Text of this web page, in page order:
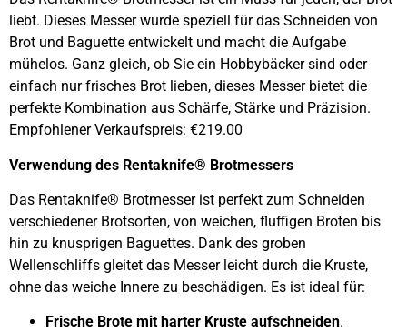
liebt. Dieses Messer wurde speziell für das Schneiden von
Brot und Baguette entwickelt und macht die Aufgabe
mühelos. Ganz gleich, ob Sie ein Hobbybäcker sind oder
einfach nur frisches Brot lieben, dieses Messer bietet die
perfekte Kombination aus Schärfe, Stärke und Präzision.
Empfohlener Verkaufspreis: €219.00
Verwendung des Rentaknife® Brotmessers
Das Rentaknife® Brotmesser ist perfekt zum Schneiden
verschiedener Brotsorten, von weichen, fluffigen Broten bis
hin zu knusprigen Baguettes. Dank des groben
Wellenschliffs gleitet das Messer leicht durch die Kruste,
ohne das weiche Innere zu beschädigen. Es ist ideal für:
Frische Brote mit harter Kruste aufschneiden.